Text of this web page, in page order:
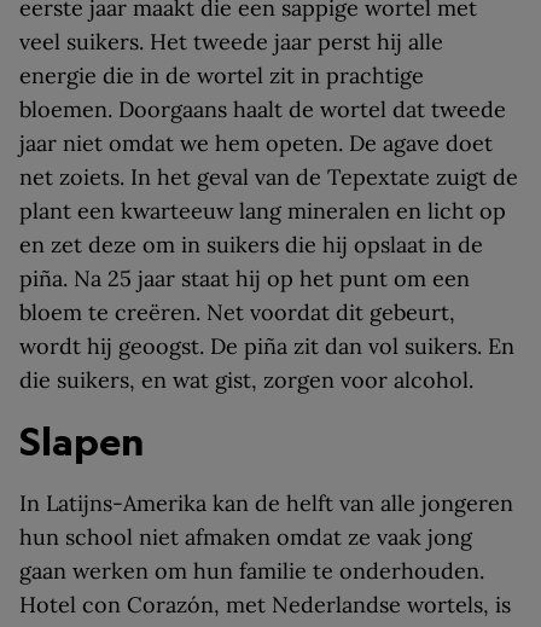
eerste jaar maakt die een sappige wortel met
veel suikers. Het tweede jaar perst hij alle
energie die in de wortel zit in prachtige
bloemen. Doorgaans haalt de wortel dat tweede
jaar niet omdat we hem opeten. De agave doet
net zoiets. In het geval van de Tepextate zuigt de
plant een kwarteeuw lang mineralen en licht op
en zet deze om in suikers die hij opslaat in de
piña. Na 25 jaar staat hij op het punt om een
bloem te creëren. Net voordat dit gebeurt,
wordt hij geoogst. De piña zit dan vol suikers. En
die suikers, en wat gist, zorgen voor alcohol.
Slapen
In Latijns-Amerika kan de helft van alle jongeren
hun school niet afmaken omdat ze vaak jong
gaan werken om hun familie te onderhouden.
Hotel con Corazón, met Nederlandse wortels, is